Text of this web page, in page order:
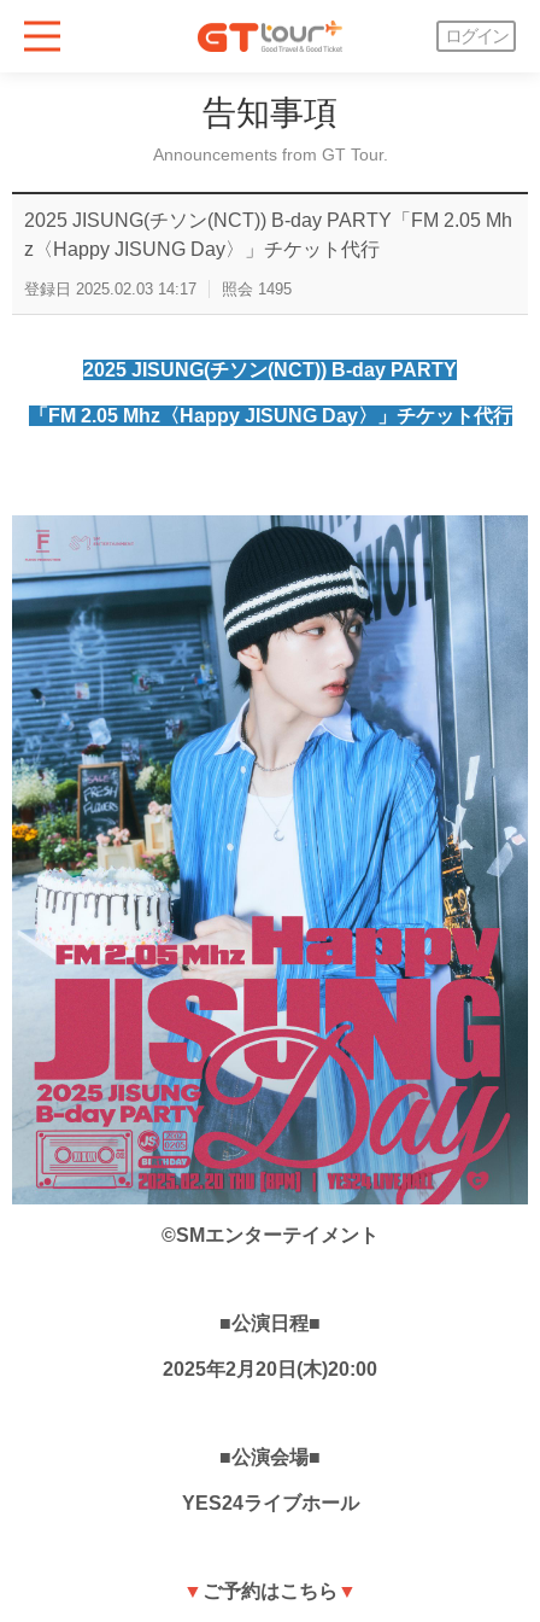
ログイン
告知事項
Announcements from GT Tour.
2025 JISUNG(チソン(NCT)) B-day PARTY「FM 2.05 Mh
z〈Happy JISUNG Day〉」チケット代行
登録日 2025.02.03 14:17 照会 1495
2025 JISUNG(チソン(NCT)) B-day PARTY
「FM 2.05 Mhz〈Happy JISUNG Day〉」チケット代行
©SMエンターテイメント
■公演日程■
2025年2月20日(木)20:00
■公演会場■
YES24ライブホール
▼ ご予約はこちら ▼